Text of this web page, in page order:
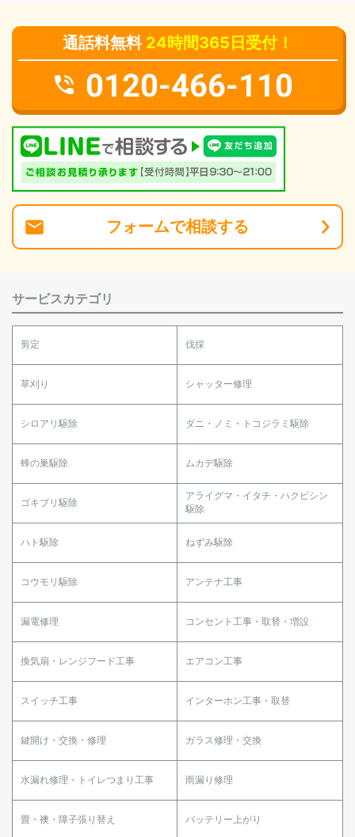
通話料無料 24時間365日受付！
0120-466-110
フォームで相談する
サービスカテゴリ
剪定 伐採
草刈り シャッター修理
シロアリ駆除 ダニ・ノミ・トコジラミ駆除
蜂の巣駆除 ムカデ駆除
ゴキブリ駆除
アライグマ・イタチ・ハクビシン
駆除
ハト駆除 ねずみ駆除
コウモリ駆除 アンテナ工事
漏電修理 コンセント工事・取替・増設
換気扇・レンジフード工事 エアコン工事
スイッチ工事 インターホン工事・取替
鍵開け・交換・修理 ガラス修理・交換
水漏れ修理・トイレつまり工事 雨漏り修理
畳・襖・障子張り替え バッテリー上がり